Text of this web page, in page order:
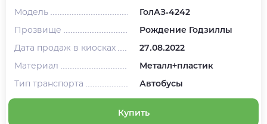
Модель
ГолАЗ-4242
Прозвище
Рождение Годзиллы
Дата продаж в киосках
27.08.2022
Материал
Металл+пластик
Тип транспорта
Автобусы
Купить